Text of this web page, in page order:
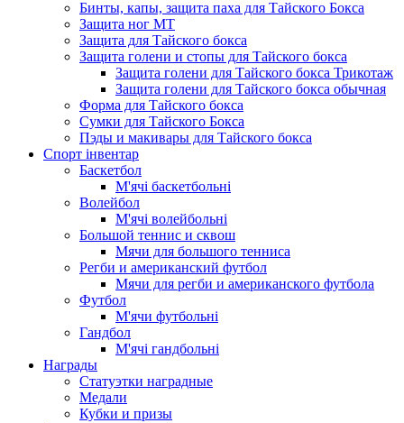
Бинты, капы, защита паха для Тайского Бокса
Защита ног МТ
Защита для Тайского бокса
Защита голени и стопы для Тайского бокса
Защита голени для Тайского бокса Трикотаж
Защита голени для Тайского бокса обычная
Форма для Тайского бокса
Сумки для Тайского Бокса
Пэды и макивары для Тайского бокса
Спорт інвентар
Баскетбол
М'ячі баскетбольні
Волейбол
М'ячі волейбольні
Большой теннис и сквош
Мячи для большого тенниса
Регби и американский футбол
Мячи для регби и американского футбола
Футбол
М'ячи футбольнi
Гандбол
М'ячі гандбольні
Награды
Статуэтки наградные
Медали
Кубки и призы